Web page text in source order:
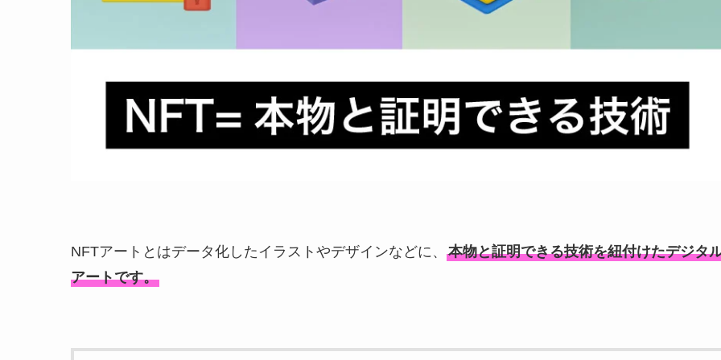
NFTアートとはデータ化したイラストやデザインなどに、 本物と証明できる技術を紐付けたデジタ
アートです。